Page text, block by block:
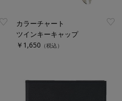
カラーチャート
ツインキーキャップ
￥1,650 （税込）